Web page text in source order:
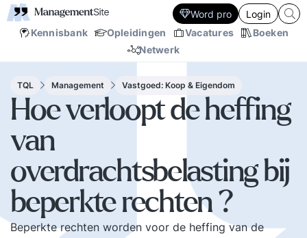
Kennisbank Opleidingen Vacatures
Boeken
Netwerk
Word pro Login
TQL Management Vastgoed: Koop & Eigendom
Hoe verloopt de heffing
van
overdrachtsbelasting bij
beperkte rechten ?
Beperkte rechten worden voor de heffing van de